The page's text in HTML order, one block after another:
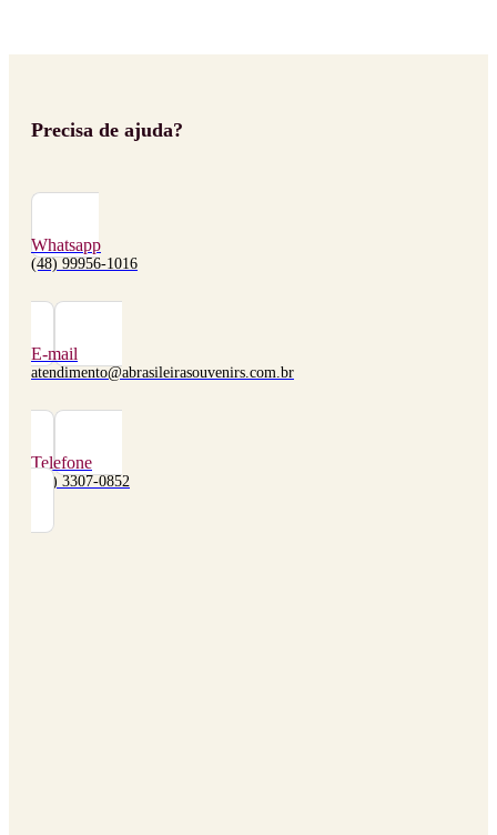
Precisa de ajuda?
Whatsapp
(48) 99956-1016
E-mail
atendimento@abrasileirasouvenirs.com.br
Telefone
(48) 3307-0852